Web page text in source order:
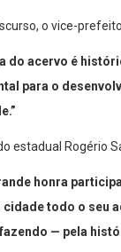
o vice-
do acervo é
para o
estadual Rogério
honra
cidade todo o seu
— pela